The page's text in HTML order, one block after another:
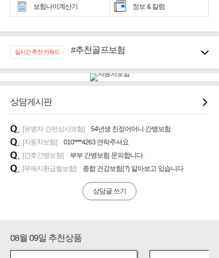
보험나이계산기 정보 & 칼럼
실시간 추천 키워드
#추천골프보험
#우리집 화재, 도난대비
#노후대비 연금재테크!
#임플란트, 치아치료보장
#바뀌기전에 4세대 가입
상담게시판
[유병자·간편심사보험]
54년생 친정어머니 간병보험
[자동차보험]
010****4263 연락주셔요
[간호간병보험]
부부 간병보험 문의합니다.
[무해지환급형보험]
종합 건강보험(?) 알아보고 있습니다
상담글 쓰기
08월 09일 추천상품